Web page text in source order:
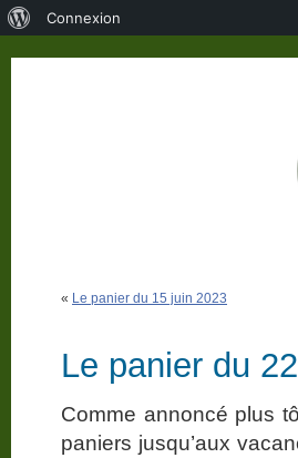
« Le panier du 15 juin 2023
Le panier du
Comme annoncé plus
paniers jusqu’aux
Connexion